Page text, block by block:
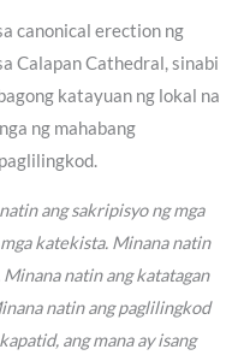
canonical erection ng
Calapan Cathedral, sinabi
katayuan ng lokal na
ng mahabang
ang sakripisyo ng mga
katekista. Minana natin
natin ang katatagan
natin ang paglilingkod
ang mana ay isang